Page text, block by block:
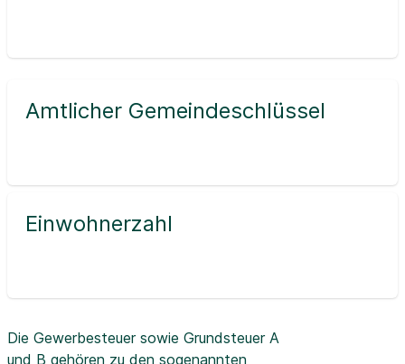
Amtlicher Gemeindeschlüssel
Einwohnerzahl
Die Gewerbesteuer sowie Grundsteuer A
und B gehören zu den sogenannten